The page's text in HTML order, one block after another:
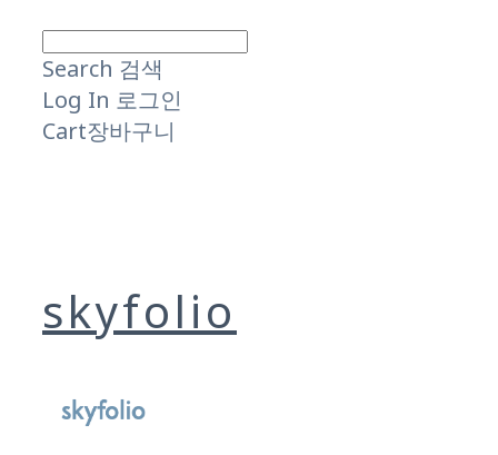
Search 검색
Log In 로그인
Cart장바구니
skyfolio